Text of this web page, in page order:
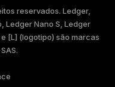
reservados. Ledger,
Ledger Nano S, Ledger
e [L] (logotipo) são marcas